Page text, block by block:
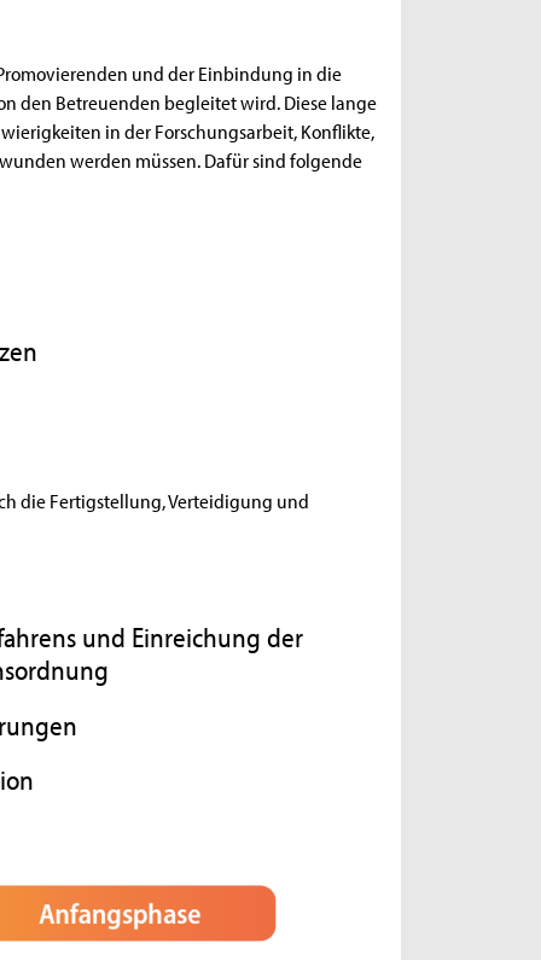
und der Einbindung in die
den Betreuenden begleitet wird. Diese lange
in der Forschungsarbeit, Konflikte,
werden müssen. Dafür sind folgende
die Fertigstellung, Verteidigung und
und Einreichung der